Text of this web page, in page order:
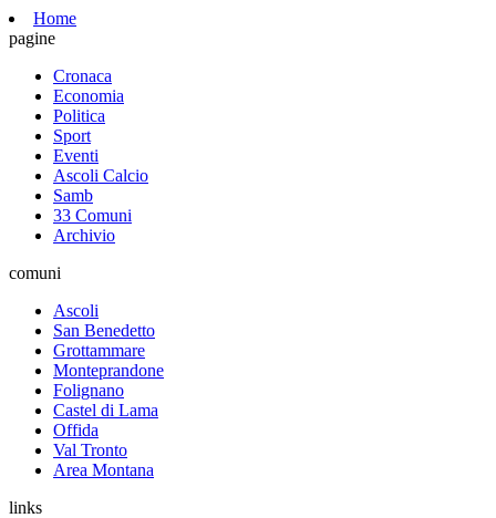
Home
pagine
Cronaca
Economia
Politica
Sport
Eventi
Ascoli Calcio
Samb
33 Comuni
Archivio
comuni
Ascoli
San Benedetto
Grottammare
Monteprandone
Folignano
Castel di Lama
Offida
Val Tronto
Area Montana
links